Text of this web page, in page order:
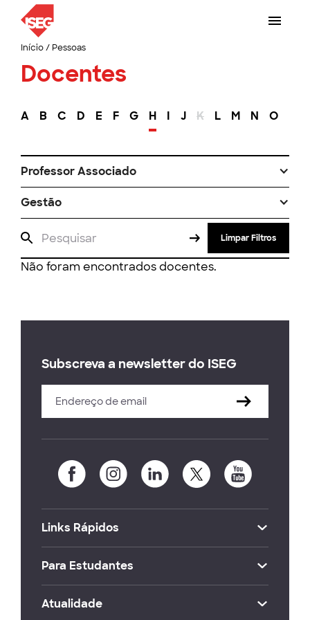
Início/ Pessoas
Docentes
A B C D E F G H I J K L M N O
Professor Associado
Gestão
Limpar Filtros
Não foram encontrados docentes.
Subscreva a newsletter do ISEG
Links Rápidos
Para Estudantes
Atualidade